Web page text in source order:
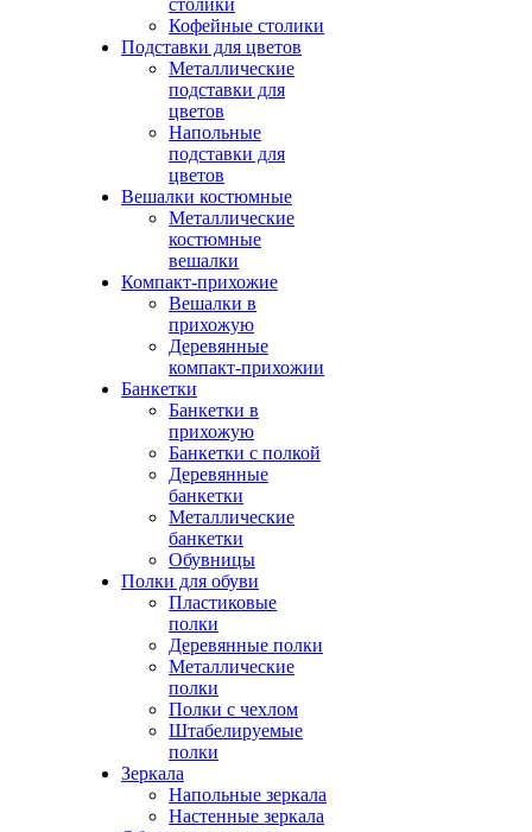
столики
Кофейные столики
Подставки для цветов
Металлические
подставки для
цветов
Напольные
подставки для
цветов
Вешалки костюмные
Металлические
костюмные
вешалки
Компакт-прихожие
Вешалки в
прихожую
Деревянные
компакт-прихожии
Банкетки
Банкетки в
прихожую
Банкетки с полкой
Деревянные
банкетки
Металлические
банкетки
Обувницы
Полки для обуви
Пластиковые
полки
Деревянные полки
Металлические
полки
Полки с чехлом
Штабелируемые
полки
Зеркала
Напольные зеркала
Настенные зеркала